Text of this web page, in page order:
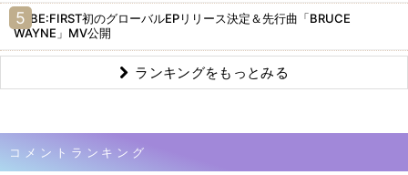
BE:FIRST初のグローバルEPリリース決定＆先行曲「BRUCE
WAYNE」MV公開
ランキングをもっとみる
コメントランキング